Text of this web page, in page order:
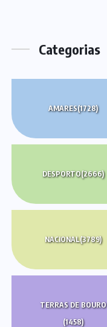
Categorias
AMARES(1728)
DESPORTO(2666)
NACIONAL(3789)
TERRAS DE BOURO
(1458)